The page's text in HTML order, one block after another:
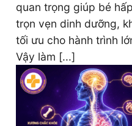
quan trọng giúp bé
trọn vẹn dinh dưỡng,
tối ưu cho hành trình
Vậy làm [...]